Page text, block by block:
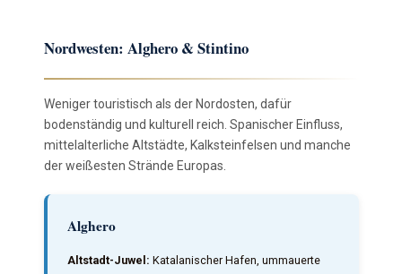
Nordwesten: Alghero & Stintino
Weniger touristisch als der Nordosten, dafür
bodenständig und kulturell reich. Spanischer Einfluss,
mittelalterliche Altstädte, Kalksteinfelsen und manche
der weißesten Strände Europas.
Alghero
Altstadt-Juwel: Katalanischer Hafen, ummauerte